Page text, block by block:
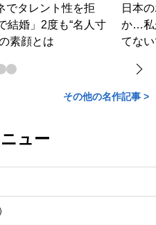
でタレント性を拒
婚」2度も“名人寸
素顔とは
日本
か…私
てな
その他の名作記事 >
ュー